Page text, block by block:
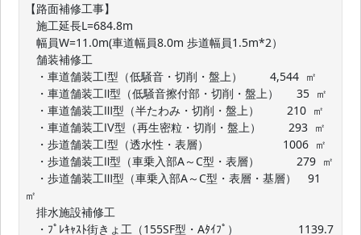
【路面補修工事】
施工延長L=684.8m
幅員W=11.0m(車道幅員8.0m 歩道幅員1.5m*2）
舗装補修工
・車道舗装工Ⅰ型（低騒音・切削・盤上）　     4,544  ㎡
・車道舗装工Ⅱ型（低騒音擦付部・切削・盤上）　  35  ㎡
・車道舗装工Ⅲ型（半たわみ・切削・盤上）  　   210  ㎡
・車道舗装工Ⅳ型（再生密粒・切削・盤上）  　   293  ㎡
・歩道舗装工Ⅰ型（透水性・表層） 　　　　　　 1006  ㎡
・歩道舗装工Ⅱ型（車乗入部A～C型・表層）　　　 279  ㎡
・歩道舗装工Ⅲ型（車乗入部A～C型・表層・基層）　91
㎡
排水施設補修工
・ﾌﾟﾚｷｬｽﾄ街きょ工（155SF型・Aﾀｲﾌﾟ）　　　 　　1139.7